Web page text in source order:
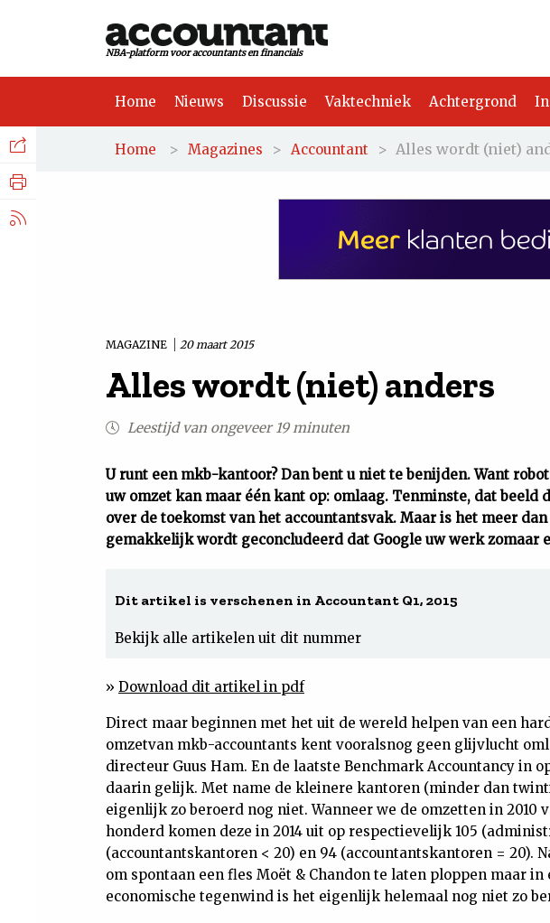
NBA-platform voor accountants en financials
Home Nieuws Discussie Vaktechniek Achtergrond
Home > Magazines > Accountant > Alles wordt (niet)
MAGAZINE 20 maart 2015
Alles wordt (niet) anders
Leestijd van ongeveer 19 minuten
U runt een mkb-kantoor? Dan bent u niet te benijden. Want
uw omzet kan maar één kant op: omlaag. Tenminste, dat beeld
over de toekomst van het accountantsvak. Maar is het meer
gemakkelijk wordt geconcludeerd dat Google uw werk zomaar
Dit artikel is verschenen in Accountant Q1, 2015
Bekijk alle artikelen uit dit nummer
» Download dit artikel in pdf
Direct maar beginnen met het uit de wereld helpen van een
omzetvan mkb-accountants kent vooralsnog geen glijvlucht
directeur Guus Ham. En de laatste Benchmark Accountancy in
daarin gelijk. Met name de kleinere kantoren (minder dan
eigenlijk zo beroerd nog niet. Wanneer we de omzetten in 2010
honderd komen deze in 2014 uit op respectievelijk 105
(accountantskantoren < 20) en 94 (accountantskantoren = 20).
om spontaan een fles Moët & Chandon te laten ploppen maar
economische tegenwind is het eigenlijk helemaal nog niet zo
Facebook
Nieuws